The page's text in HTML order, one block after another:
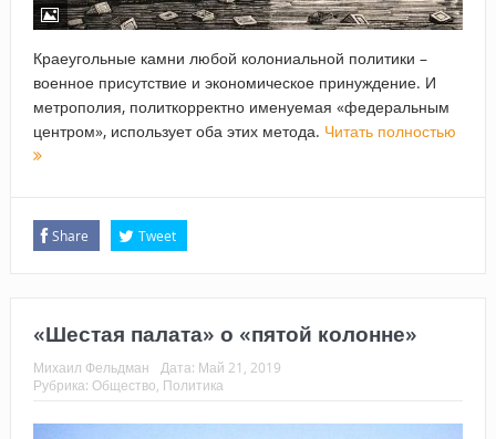
Краеугольные камни любой колониальной политики –
военное присутствие и экономическое принуждение. И
метрополия, политкорректно именуемая «федеральным
центром», использует оба этих метода. Читать полностью
Share Tweet
«Шестая палата» о «пятой колонне»
Михаил Фельдман Дата: Май 21, 2019
Рубрика: Общество, Политика